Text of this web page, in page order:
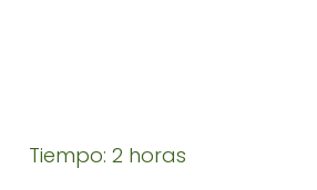
Tiempo: 2 horas